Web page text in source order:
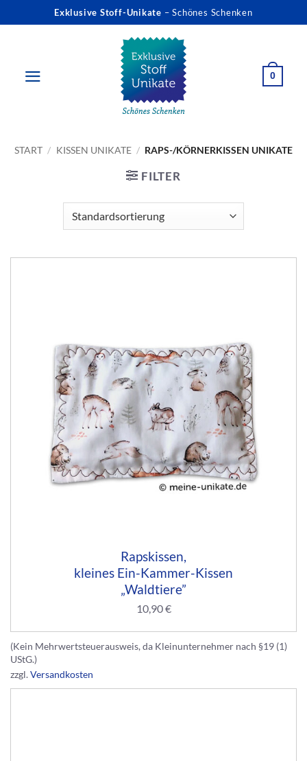
Inhalt
Exklusive Stoff-Unikate – Schönes Schenken
0
START / KISSEN UNIKATE / RAPS-/KÖRNERKISSEN UNIKATE
FILTER
Rapskissen,
kleines Ein-Kammer-Kissen
„Waldtiere”
10,90€
(Kein Mehrwertsteuerausweis, da Kleinunternehmer nach §19 (1)
UStG.)
zzgl.Versandkosten